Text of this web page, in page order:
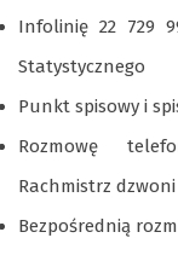
Infolinię 22 729
Statystycznego
Punkt spisowy i
Rozmowę
Rachmistrz dzwoni
Bezpośrednią